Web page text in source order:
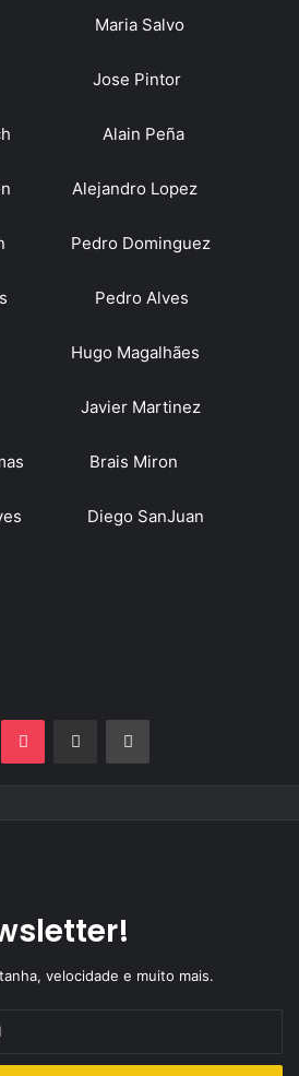
Maria Salvo
Jose Pintor
Peña
Alejandro Lopez
Dominguez
Pedro Alves
Hugo Magalhães
Martinez
Brais Miron
SanJuan
Pocket Partilhar Via Email Imprimir
velocidade e muito mais.